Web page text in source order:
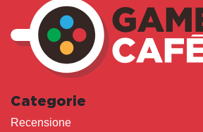
Categorie
Recensione